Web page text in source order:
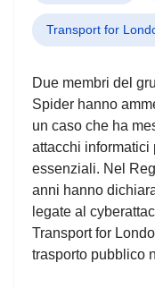
Transport for
Due membri del
Spider hanno
un caso che ha
attacchi informatici
essenziali. Nel
anni hanno
legate al
Transport for
trasporto pubblico